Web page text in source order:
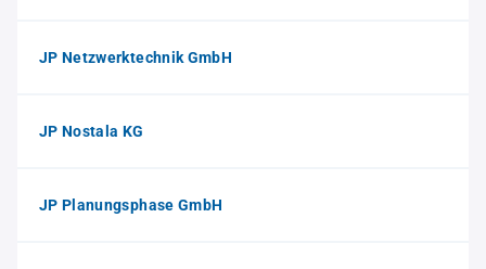
JP Netzwerktechnik GmbH
JP Nostala KG
JP Planungsphase GmbH